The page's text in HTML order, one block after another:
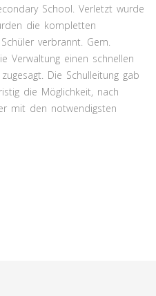
School. Verletzt wurde
die kompletten
verbrannt. Gem.
Verwaltung einen schnellen
Die Schulleitung gab
die Möglichkeit, nach
mit den notwendigsten